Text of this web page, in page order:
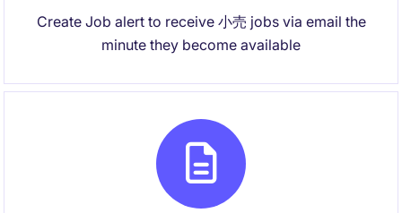
Create Job alert to receive 小売 jobs via email the
minute they become available